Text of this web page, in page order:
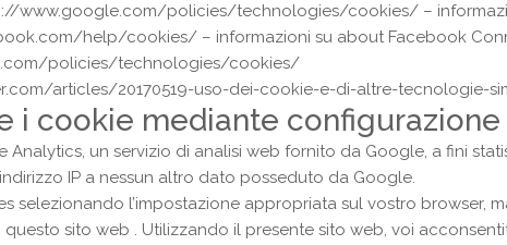
www.google.com/policies/technologies/cookies/ –
help/cookies/ – informazioni su about Facebook
policies/technologies/cookies/
articles/20170519-uso-dei-cookie-e-di-altre-tecnologie-
i cookie mediante
un servizio di analisi web fornito da Google, a fini
IP a nessun altro dato posseduto da Google.
selezionando l’impostazione appropriata sul vostro browser,
sito web . Utilizzando il presente sito web, voi